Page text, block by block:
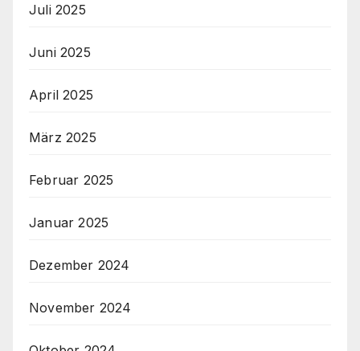
Juli 2025
Juni 2025
April 2025
März 2025
Februar 2025
Januar 2025
Dezember 2024
November 2024